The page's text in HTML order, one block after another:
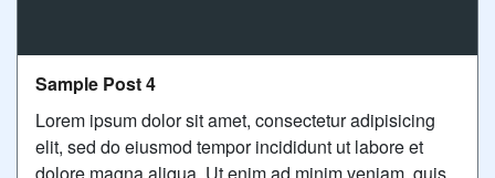
Sample Post 4
Lorem ipsum dolor sit amet, consectetur adipisicing
elit, sed do eiusmod tempor incididunt ut labore et